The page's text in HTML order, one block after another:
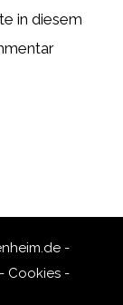
in diesem
-
- Cookies -